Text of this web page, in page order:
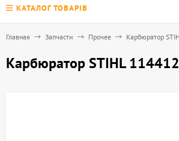
КАТАЛОГ ТОВАРІВ
Главная Запчасти Прочее Карбюратор
Карбюратор STIHL